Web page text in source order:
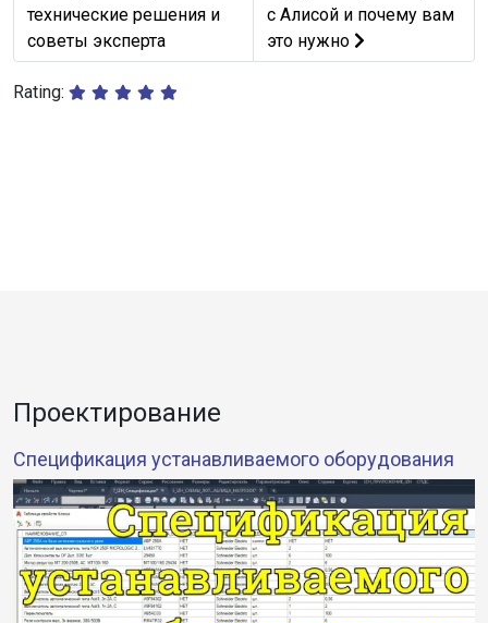
технические решения и
советы эксперта
с Алисой и почему вам
это нужно
Rating:
Проектирование
Спецификация устанавливаемого оборудования